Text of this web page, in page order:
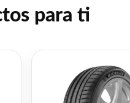
para ti